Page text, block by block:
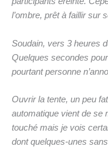
l’ombre, prêt à faillir sur
Soudain, vers 3 heures
Quelques secondes pour
pourtant personne
Ouvrir la tente, un peu
automatique vient de se
touché mais je vois
dont quelques-unes